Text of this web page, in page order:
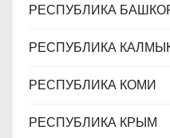
РЕСПУБЛИКА
РЕСПУБЛИКА
РЕСПУБЛИКА КОМИ
РЕСПУБЛИКА КРЫМ